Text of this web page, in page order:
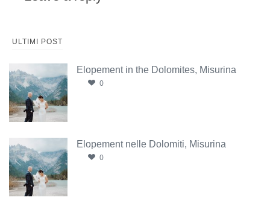
ULTIMI POST
Elopement in the Dolomites, Misurina
0
Elopement nelle Dolomiti, Misurina
0